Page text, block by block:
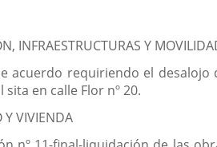
INFRAESTRUCTURAS Y
acuerdo requiriendo el desalojo
en calle Flor nº 20.
Y VIVIENDA